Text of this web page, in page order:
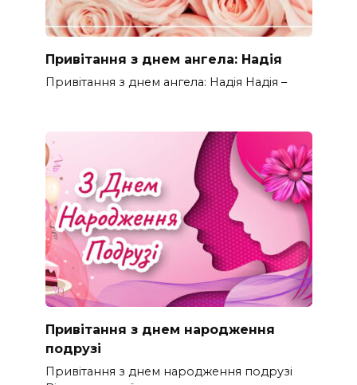
Привітання з днем ангела: Надія
Привітання з днем ангела: Надія Надія –
Привітання з днем народження
подрузі
Привітання з днем народження подрузі